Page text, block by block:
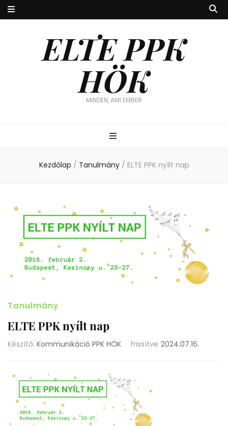
ELTE PPK
HÖK
MINDEN, AMI EMBER
Kezdőlap / Tanulmány / ELTE PPK nyílt nap
Tanulmány
ELTE PPK nyílt nap
Készítő: Kommunikáció PPK HÖK frissítve 2024.07.16.